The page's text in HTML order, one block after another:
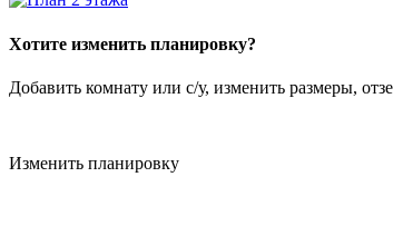
Хотите изменить планировку?
Добавить комнату или с/у, изменить размеры,
Изменить планировку